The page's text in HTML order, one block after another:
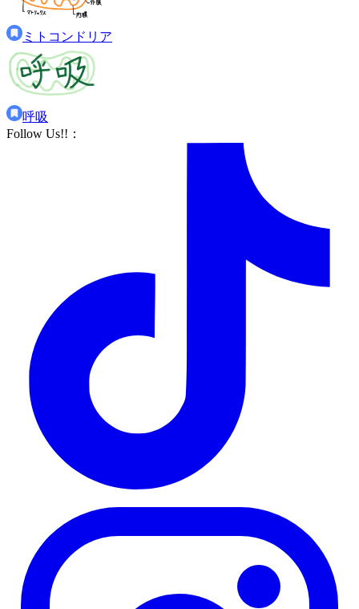
ミトコンドリア
呼吸
Follow Us!! ：